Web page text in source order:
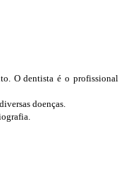
O dentista é o profissional
doenças.